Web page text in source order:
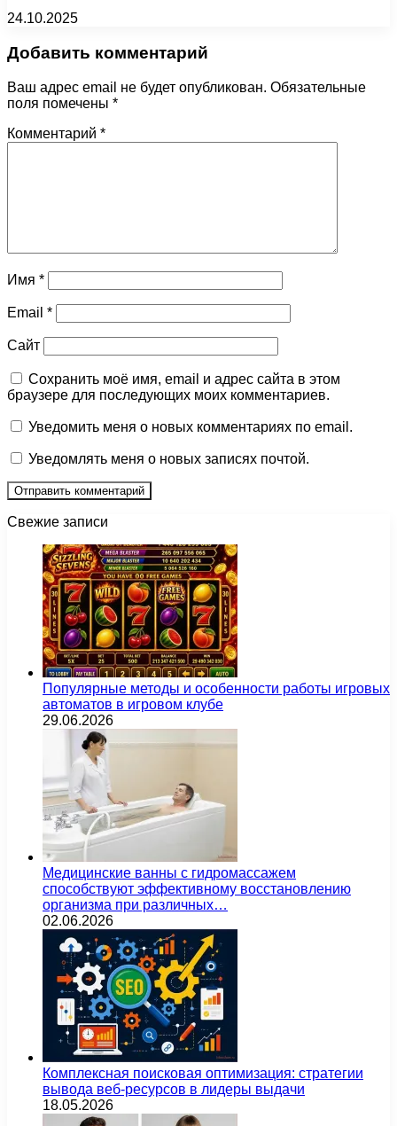
24.10.2025
Добавить комментарий
Ваш адрес email не будет опубликован. Обязательные
поля помечены *
Комментарий *
Имя *
Email *
Сайт
Сохранить моё имя, email и адрес сайта в этом
браузере для последующих моих комментариев.
Уведомить меня о новых комментариях по email.
Уведомлять меня о новых записях почтой.
Свежие записи
Популярные методы и особенности работы игровых
автоматов в игровом клубе
29.06.2026
Медицинские ванны с гидромассажем
способствуют эффективному восстановлению
организма при различных…
02.06.2026
Комплексная поисковая оптимизация: стратегии
вывода веб-ресурсов в лидеры выдачи
18.05.2026